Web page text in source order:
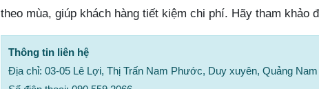
theo mùa, giúp khách hàng tiết kiệm chi phí. Hãy tham khảo
Thông tin liên hệ
Địa chỉ: 03-05 Lê Lợi, Thị Trấn Nam Phước, Duy xuyên, Quảng Nam